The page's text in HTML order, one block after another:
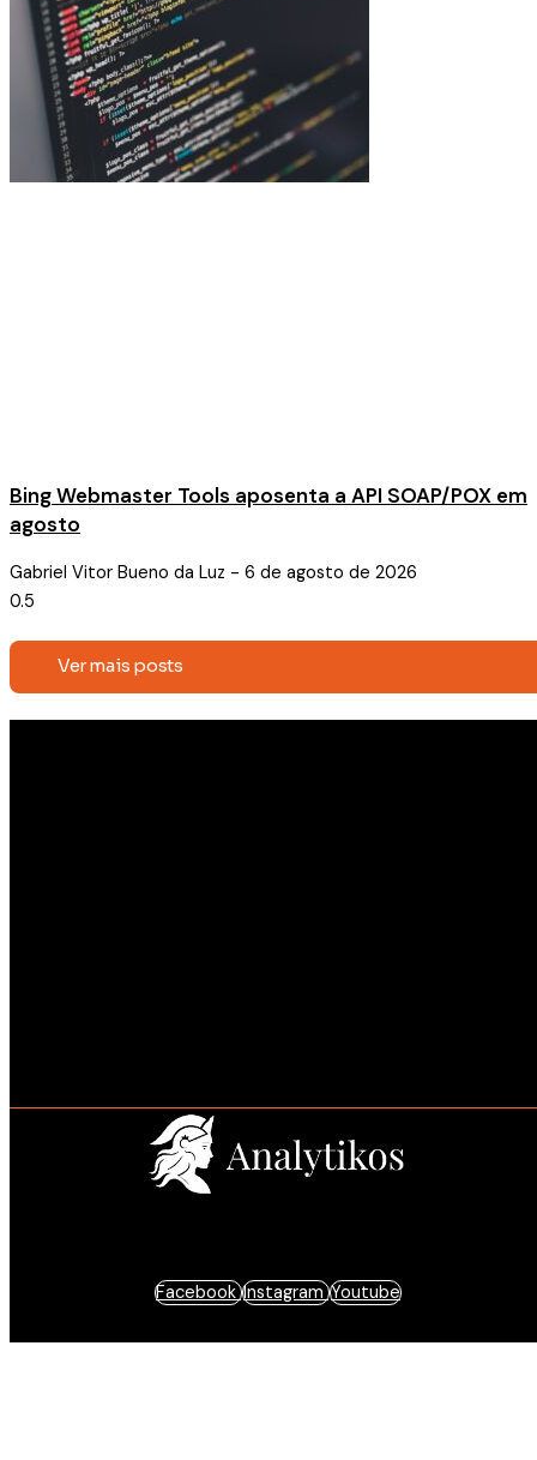
Bing Webmaster Tools aposenta a API SOAP/POX em
agosto
Gabriel Vitor Bueno da Luz 6 de agosto de 2026
Ver mais posts
Facebook Instagram Youtube